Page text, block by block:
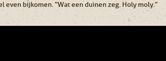
even bijkomen. “Wat een duinen zeg. Holy moly.”